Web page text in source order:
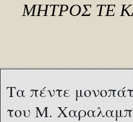
ΜΗΤΡΟΣ ΤΕ
Τα πέντε
του Μ.